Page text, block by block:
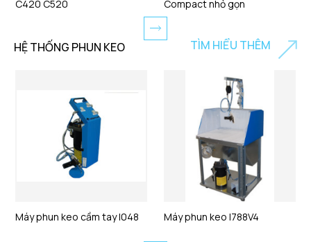
C420 C520 Compact nhỏ gọn
HỆ THỐNG PHUN KEO TÌM HIỂU THÊM
Máy phun keo cầm tay I048 Máy phun keo I788V4